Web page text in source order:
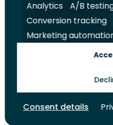
Volg
ons
op
LinkedIn
Volg
ons
op
Facebook
Volg
ons
op
YouTube
Volg
ons
op
Juridisch Security
Toekomstmakers
Analytics
A/B
Conversion tracking
Marketing
Consent details